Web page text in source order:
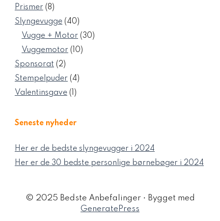
Prismer 88
varer
Slyngevugge 4040
varer
Vugge + Motor 3030
Vuggemotor 1010
Sponsorat 22
varer
Stempelpuder 44
Valentinsgave
1
Seneste nyheder
Her er de bedste slyngevugger i 2024
Her er de 30 bedste personlige børnebøger i 2024
© 2025 Bedste Anbefalinger• Bygget med
GeneratePress